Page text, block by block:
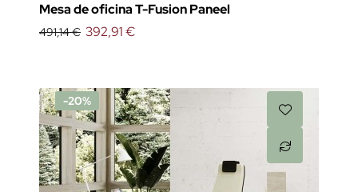
Mesa de oficina T-Fusion Paneel
491,14 € 392,91 €
-20%